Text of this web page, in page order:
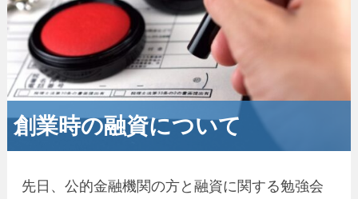
創業時の融資について
先日、公的金融機関の方と融資に関する勉強会